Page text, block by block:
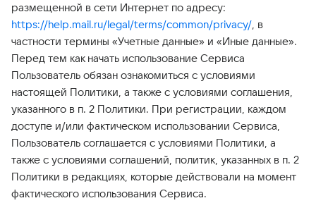
размещенной в сети Интернет по адресу:
https://help.mail.ru/legal/terms/common/privacy/, в
частности термины «Учетные данные» и «Иные данные».
Перед тем как начать использование Сервиса
Пользователь обязан ознакомиться с условиями
настоящей Политики, а также с условиями соглашения,
указанного в п. 2 Политики. При регистрации, каждом
доступе и/или фактическом использовании Сервиса,
Пользователь соглашается с условиями Политики, а
также с условиями соглашений, политик, указанных в п. 2
Политики в редакциях, которые действовали на момент
фактического использования Сервиса.